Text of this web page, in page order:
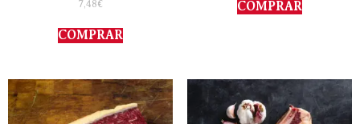
con
de 5
7,48€
COMPRAR
COMPRAR